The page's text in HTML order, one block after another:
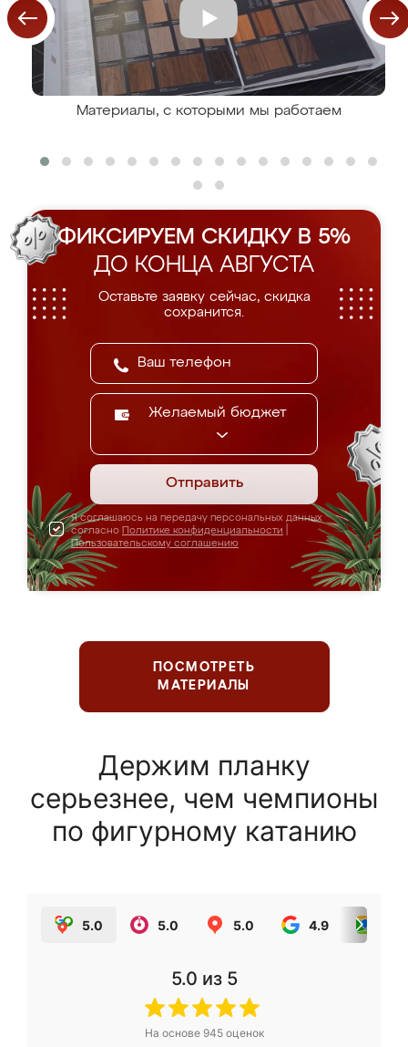
Материалы, с которыми мы работаем
ФИКСИРУЕМ СКИДКУ В 5%
ДО КОНЦА АВГУСТА
Оставьте заявку сейчас, скидка
сохранится.
Желаемый бюджет
Отправить
Я соглашаюсь на передачу персональных данных
согласно Политике конфиденциальности
Пользовательскому соглашению
ПОСМОТРЕТЬ
МАТЕРИАЛЫ
Держим планку
серьезнее, чем чемпионы
по фигурному катанию
5.0 5.0 5.0 4.9
5.0 из 5
На основе 945оценок